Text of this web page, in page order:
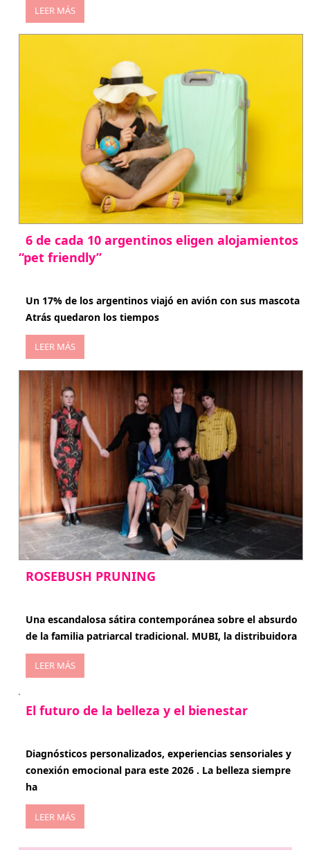
LEER MÁS
6 de cada 10 argentinos eligen alojamientos
“pet friendly”
Un 17% de los argentinos viajó en avión con sus mascota
Atrás quedaron los tiempos
LEER MÁS
ROSEBUSH PRUNING
Una escandalosa sátira contemporánea sobre el absurdo
de la familia patriarcal tradicional. MUBI, la distribuidora
LEER MÁS
El futuro de la belleza y el bienestar
Diagnósticos personalizados, experiencias sensoriales y
conexión emocional para este 2026 . La belleza siempre
ha
LEER MÁS